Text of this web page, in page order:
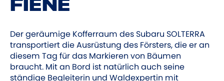
Der geräumige Kofferraum des Subaru SOLTERRA
transportiert die Ausrüstung des Försters, die er an
diesem Tag für das Markieren von Bäumen
braucht. Mit an Bord ist natürlich auch seine
ständige Begleiterin und Waldexpertin mit